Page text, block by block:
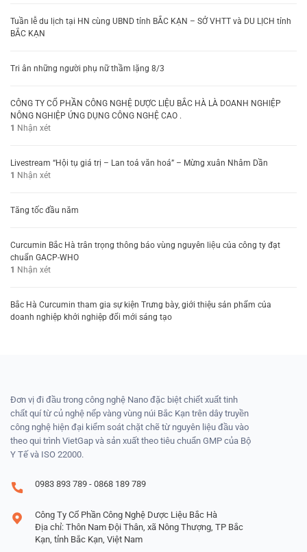
Tuần lễ du lịch tại HN cùng UBND tỉnh BẮC KẠN – SỞ VHTT và DU LỊCH tỉnh
BẮC KẠN
Tri ân những người phụ nữ thầm lặng 8/3
CÔNG TY CỔ PHẦN CÔNG NGHỆ DƯỢC LIỆU BẮC HÀ LÀ DOANH NGHIỆP
NÔNG NGHIỆP ỨNG DỤNG CÔNG NGHỆ CAO .
1 Nhận xét
Livestream “Hội tụ giá trị – Lan toả văn hoá” – Mừng xuân Nhâm Dần
1 Nhận xét
Tăng tốc đầu năm
Curcumin Bắc Hà trân trọng thông báo vùng nguyên liệu của công ty đạt
chuẩn GACP-WHO
1 Nhận xét
Bắc Hà Curcumin tham gia sự kiện Trưng bày, giới thiệu sản phẩm của
doanh nghiệp khởi nghiệp đổi mới sáng tạo
Đơn vị đi đầu trong công nghệ Nano đặc biệt chiết xuất tinh
chất quí từ củ nghệ nếp vàng vùng núi Bắc Kạn trên dây truyền
công nghệ hiện đại kiểm soát chặt chẽ từ nguyên liệu đầu vào
theo qui trình VietGap và sản xuất theo tiêu chuẩn GMP của Bộ
Y Tế và ISO 22000.
0983 893 789 - 0868 189 789
Công Ty Cổ Phần Công Nghệ Dược Liệu Bắc Hà
Địa chỉ: Thôn Nam Đội Thân, xã Nông Thượng, TP Bắc
Kạn, tỉnh Bắc Kạn, Việt Nam